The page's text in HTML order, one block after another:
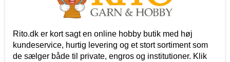
Rito.dk er kort sagt en online hobby butik med høj
kundeservice, hurtig levering og et stort sortiment som
de sælger både til private, engros og institutioner. Klik